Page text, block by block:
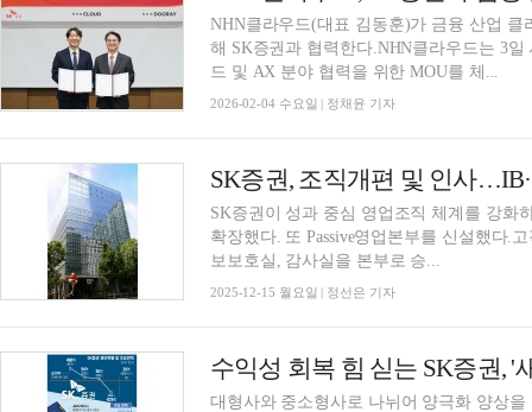
NHN클라우드(대표 김동훈)가 금융 산업
해 SK증권과 협력한다.NHN클라우드는 3
드 및 AX 분야 협력을 위한 MOU를 체...
2026-02-04 수요일 | 정채윤 기자
SK증권, 조직개편 및 인사
SK증권이 성과 중심 영업조직 체계를 강화
확장했다. 또 Passive영업본부를 신설했다.
보보호실, 감사실을 본부로 승...
2025-12-15 월요일 | 정선은 기자
대형사와 중소형사로 나뉘어 양극화 양상